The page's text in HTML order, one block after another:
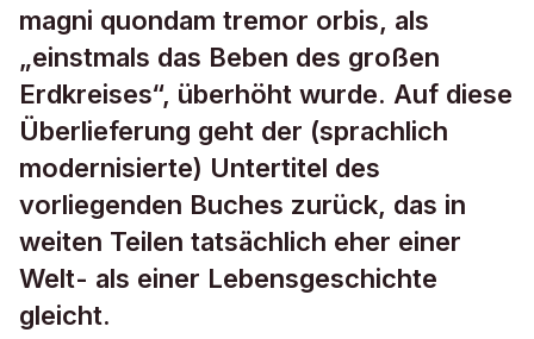
magni quondam tremor orbis, als
„einstmals das Beben des großen
Erdkreises“, überhöht wurde. Auf diese
Überlieferung geht der (sprachlich
modernisierte) Untertitel des
vorliegenden Buches zurück, das in
weiten Teilen tatsächlich eher einer
Welt- als einer Lebensgeschichte
gleicht.